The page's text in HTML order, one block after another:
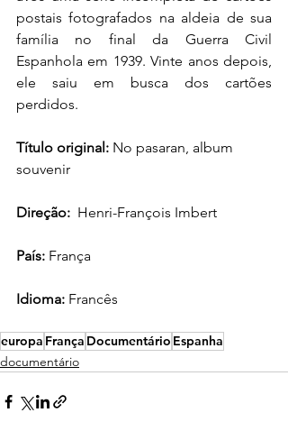
postais fotografados na aldeia de sua
família no final da Guerra Civil
Espanhola em 1939. Vinte anos depois,
ele saiu em busca dos cartões
perdidos.
Título original: No pasaran, album
souvenir
Direção: Henri-François Imbert
País: França
Idioma: Francês
europa França Documentário Espanha
documentário